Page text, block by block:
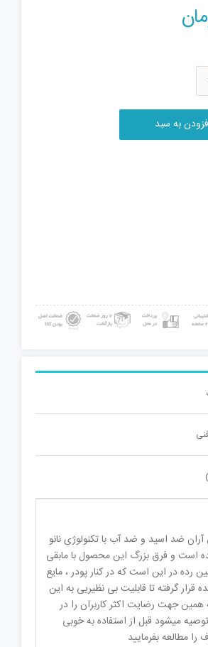
به سبد
ضد اسید و ضد آب با تکنولوژی نانو
است و فرق بزرگ این محصول با مابقی
رده در این است که در کنار پودر ، مایع
قرار گرفته تا قابلیت بی نظیریی به این
جهت رضایت اکثر کاربران را در
میشود قبل از استفاده به خوبی
مطالعه بفرمایید